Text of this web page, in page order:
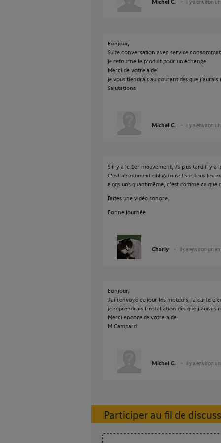
Michel C. il y a environ un
Bonjour,
Suite conversation avec service
je retourne le produit pour un échange
Merci de votre aide
je vous tiendrais au courant dès que
Salutations
Michel C. il y a environ un
S'il y a le 1er mouvement, 7s plus tard il y a
C'est absolument obligatoire ! Sur tous les
a qqs uns quant même, c'est comme ca que
Faites une vidéo sonore.
Bonne journée
Charly il y a environ un an
Bonjour,
J'ai renvoyé ce jour les moteurs, la carte
je reprendrais l'installation dès que j'aurais
Merci encore de votre aide
M Campard
Michel C. il y a environ un
Participer au fil de